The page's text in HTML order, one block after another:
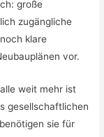
große
zugängliche
klare
vor.
weit mehr ist
gesellschaftlichen
sie für